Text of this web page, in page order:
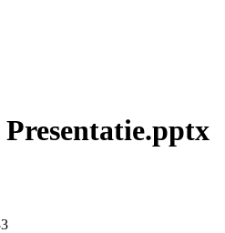
Presentatie.pptx